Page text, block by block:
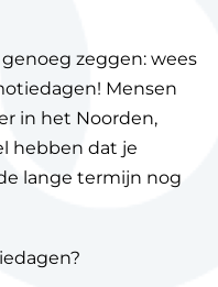
zeggen: wees
Mensen
in het Noorden,
hebben dat je
lange termijn nog